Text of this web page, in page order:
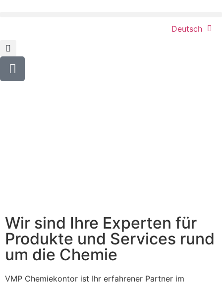
Deutsch
Wir sind Ihre Experten für
Produkte und Services rund
um die Chemie
VMP Chemiekontor ist Ihr erfahrener Partner im